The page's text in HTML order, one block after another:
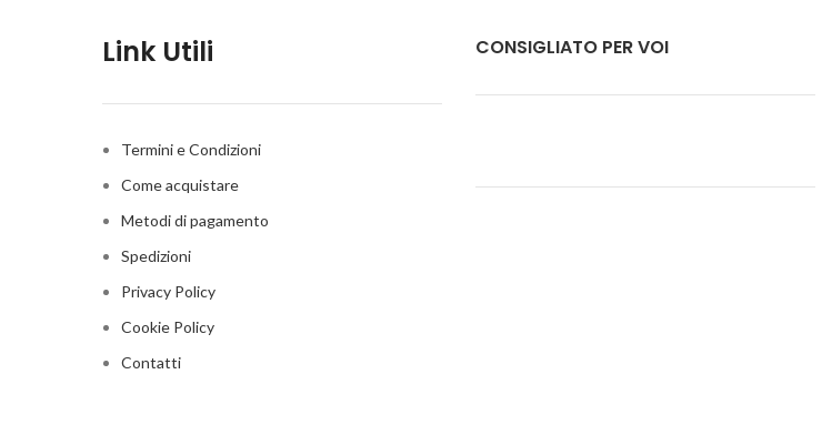
Link Utili
Termini e Condizioni
Come acquistare
Metodi di pagamento
Spedizioni
Privacy Policy
Cookie Policy
Contatti
CONSIGLIATO PER VOI